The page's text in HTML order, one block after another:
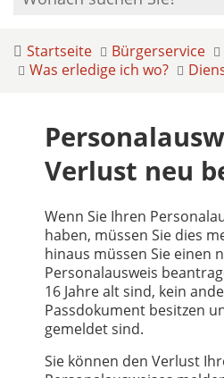
Startseite Bürgerservice
Was erledige ich wo?
Verlust neu
Wenn Sie Ihren
haben, müssen Sie dies
hinaus müssen Sie einen
Personalausweis
16 Jahre alt sind, kein
Passdokument besitzen
gemeldet sind.
Sie können den Verlust